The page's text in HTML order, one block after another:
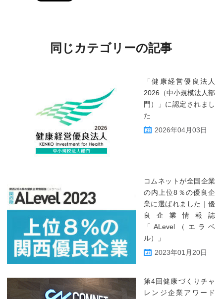
同じカテゴリーの記事
「健康経営優良法人
2026（中小規模法人部
門）」に認定されまし
た
2026年04月03日
コムネットが全国企業
の内上位8％の優良企
業に選ばれました｜優
良企業情報誌
「ALevel（エラベ
ル）」
2023年01月20日
第4回健康づくりチャ
レンジ企業アワード